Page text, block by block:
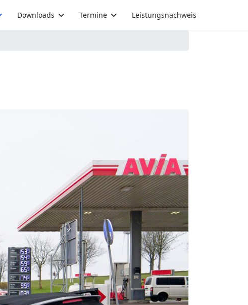
Downloads Termine Leistungsnachweis
am Donnerstagmittag eine 57 Jahre alte
davon. In den Unfall, der sich gegen 11.35
verwickelt.